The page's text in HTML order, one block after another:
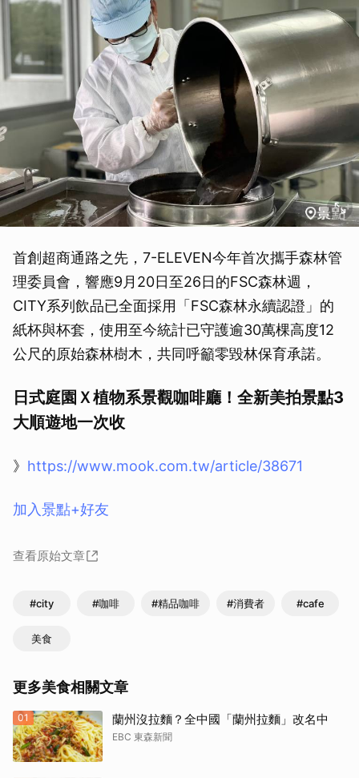
首創超商通路之先，7-ELEVEN今年首次攜手森林管
理委員會，響應9月20日至26日的FSC森林週，
CITY系列飲品已全面採用「FSC森林永續認證」的
紙杯與杯套，使用至今統計已守護逾30萬棵高度12
公尺的原始森林樹木，共同呼籲零毀林保育承諾。
日式庭園Ｘ植物系景觀咖啡廳！全新美拍景點3
大順遊地一次收
》 https://www.mook.com.tw/article/38671
加入景點+好友
查看原始文章
#city #咖啡 #精品咖啡 #消費者 #cafe
美食
更多美食相關文章
01 蘭州沒拉麵？全中國「蘭州拉麵」改名中
EBC 東森新聞